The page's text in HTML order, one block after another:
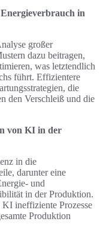
in
großer
dazu beitragen,
was letztendlich
führt. Effizientere
die
den Verschleiß und die
von KI in der
in die
darunter eine
und
in der Produktion.
ineffiziente Prozesse
Produktion